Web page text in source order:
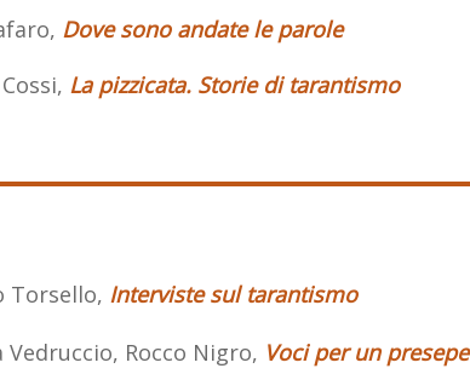
Dove sono andate le parole
La pizzicata. Storie di tarantismo
Torsello, Interviste sul tarantismo
Vedruccio, Rocco Nigro, Voci per un presepe